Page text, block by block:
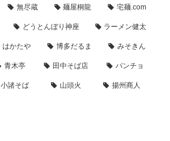
無尽蔵 麺屋桐龍 宅麺.com
どうとんぼり神座 ラーメン健太
はかたや 博多だるま みそきん
青木亭 田中そば店 パンチョ
小諸そば 山頭火 揚州商人